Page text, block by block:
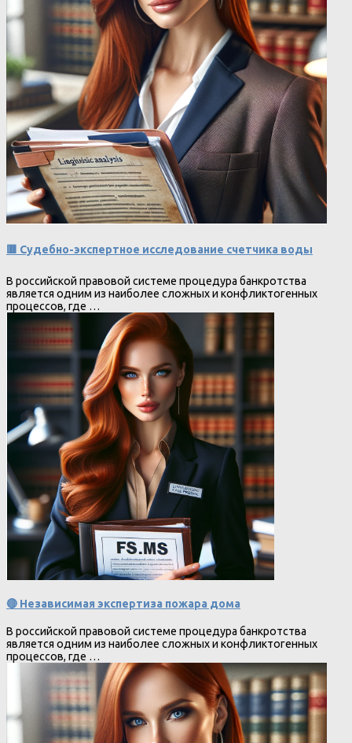
🟥 Судебно-экспертное исследование счетчика воды
В российской правовой системе процедура банкротства
является одним из наиболее сложных и конфликтогенных
процессов, где …
🔴 Независимая экспертиза пожара дома
В российской правовой системе процедура банкротства
является одним из наиболее сложных и конфликтогенных
процессов, где …